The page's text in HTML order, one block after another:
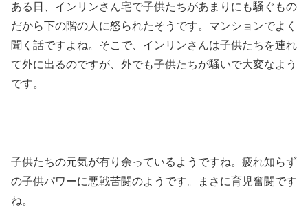
ある日、インリンさん宅で子供たちがあまりにも騒ぐもの
だから下の階の人に怒られたそうです。マンションでよく
聞く話ですよね。そこで、インリンさんは子供たちを連れ
て外に出るのですが、外でも子供たちが騒いで大変なよう
です。
子供たちの元気が有り余っているようですね。疲れ知らず
の子供パワーに悪戦苦闘のようです。まさに育児奮闘です
ね。